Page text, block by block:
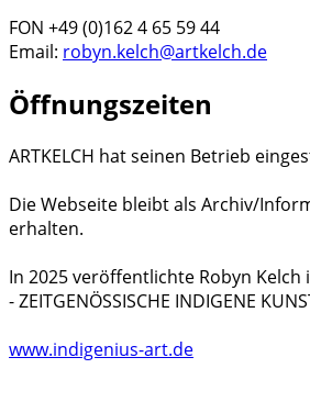
FON +49 (0)162 4 65 59 44
Email: robyn.kelch@artkelch.de
Öffnungszeiten
ARTKELCH hat seinen Betrieb
Die Webseite bleibt als Archiv/
erhalten.
In 2025 veröffentlichte Robyn Kelch
- ZEITGENÖSSISCHE INDIGENE
www.indigenius-art.de